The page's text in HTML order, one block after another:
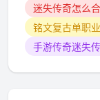
迷失传奇怎么
铭文复古单职
手游传奇迷失